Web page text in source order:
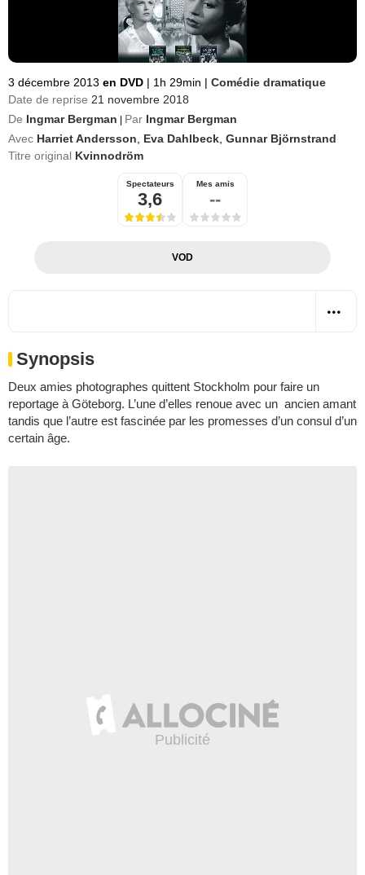
3 décembre 2013 en DVD | 1h 29min | Comédie dramatique
Date de reprise 21 novembre 2018
De Ingmar Bergman Par Ingmar Bergman
Avec Harriet Andersson Eva Dahlbeck Gunnar Björnstrand
Titre original Kvinnodröm
Spectateurs
3,6
Mes amis
--
VOD
Synopsis
Deux amies photographes quittent Stockholm pour faire un
reportage à Göteborg. L’une d’elles renoue avec un ancien amant
tandis que l’autre est fascinée par les promesses d’un consul d’un
certain âge.